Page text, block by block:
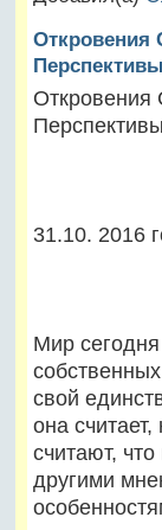
31.10. 2016
Мир
свой
она
считают,
другими